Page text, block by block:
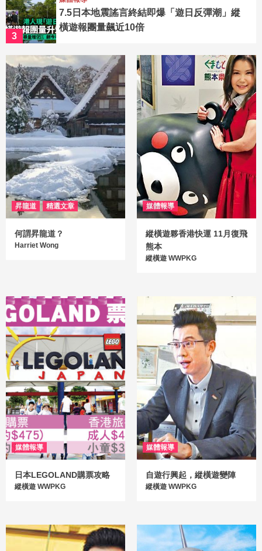
3
7.5日本地震謠言終結即爆「遊日反彈潮」縱
橫遊報團量飆近10倍
4
媒體報導
日本地震預言虛驚一場｜縱橫遊：日本機票價
平過淡季 「311都未試過」
5
媒體報導
迎2025｜20萬西歐跨年團爆滿 縱橫遊︰經
濟一般但市民願外遊花錢
6
Uncategorized 媒體報導
縱橫遊睇淡聖誕旅遊檔期 料出團僅疫前七成
袁振寧親解公司改名
2
旅遊TIPS
一文看清【韓國入境2026新資訊】
3
媒體報導
7.5日本地震謠言終結即爆「遊日反彈潮」縱
橫遊報團量飆近10倍
昇龍道 精選文章
何謂昇龍道？
Harriet Wong
媒體報導
縱橫遊夥香港快運 11月復飛
熊本
縱橫遊 WWPKG
媒體報導
日本LEGOLAND購票攻略
縱橫遊 WWPKG
媒體報導
自遊行興起，縱橫遊變陣
縱橫遊 WWPKG